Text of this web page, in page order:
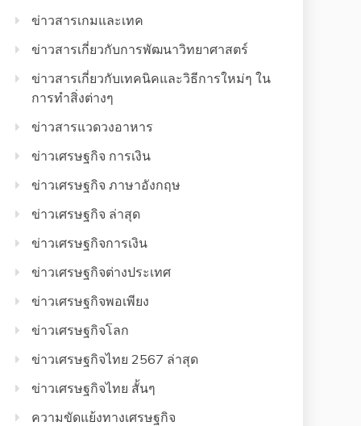
ข่าวสารเกมและเทค
ข่าวสารเกี่ยวกับการพัฒนาวิทยาศาสตร์
ข่าวสารเกี่ยวกับเทคนิคและวิธีการใหม่ๆ ใน
การทำสิ่งต่างๆ
ข่าวสารแวดวงอาหาร
ข่าวเศรษฐกิจ การเงิน
ข่าวเศรษฐกิจ ภาษาอังกฤษ
ข่าวเศรษฐกิจ ล่าสุด
ข่าวเศรษฐกิจการเงิน
ข่าวเศรษฐกิจต่างประเทศ
ข่าวเศรษฐกิจพอเพียง
ข่าวเศรษฐกิจโลก
ข่าวเศรษฐกิจไทย 2567 ล่าสุด
ข่าวเศรษฐกิจไทย สั้นๆ
ความขัดแย้งทางเศรษฐกิจ